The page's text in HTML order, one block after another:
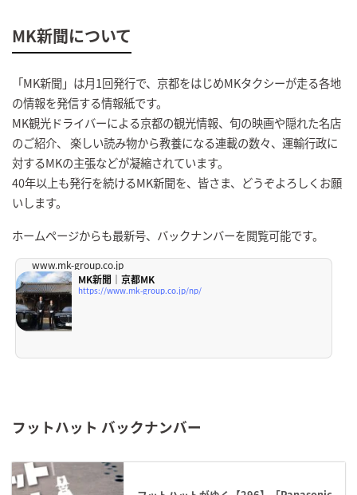
MK新聞について
「MK新聞」は月1回発行で、京都をはじめMKタクシーが走る各地
の情報を発信する情報紙です。
MK観光ドライバーによる京都の観光情報、旬の映画や隠れた名店
のご紹介、 楽しい読み物から教養になる連載の数々、運輸行政に
対するMKの主張などが凝縮されています。
40年以上も発行を続けるMK新聞を、皆さま、どうぞよろしくお願
いします。
ホームページからも最新号、バックナンバーを閲覧可能です。
www.mk-group.co.jp
MK新聞｜京都MK
https://www.mk-group.co.jp/np/
フットハット バックナンバー